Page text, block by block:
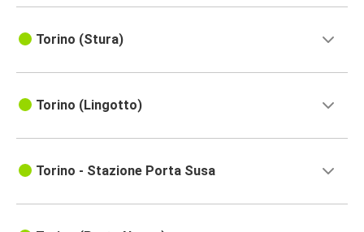
Torino (Stura)
Torino (Lingotto)
Torino - Stazione Porta Susa